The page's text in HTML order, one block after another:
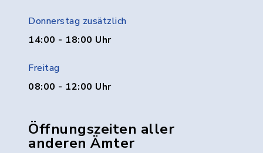
Donnerstag zusätzlich
14:00 - 18:00 Uhr
Freitag
08:00 - 12:00 Uhr
Öffnungszeiten aller
anderen Ämter